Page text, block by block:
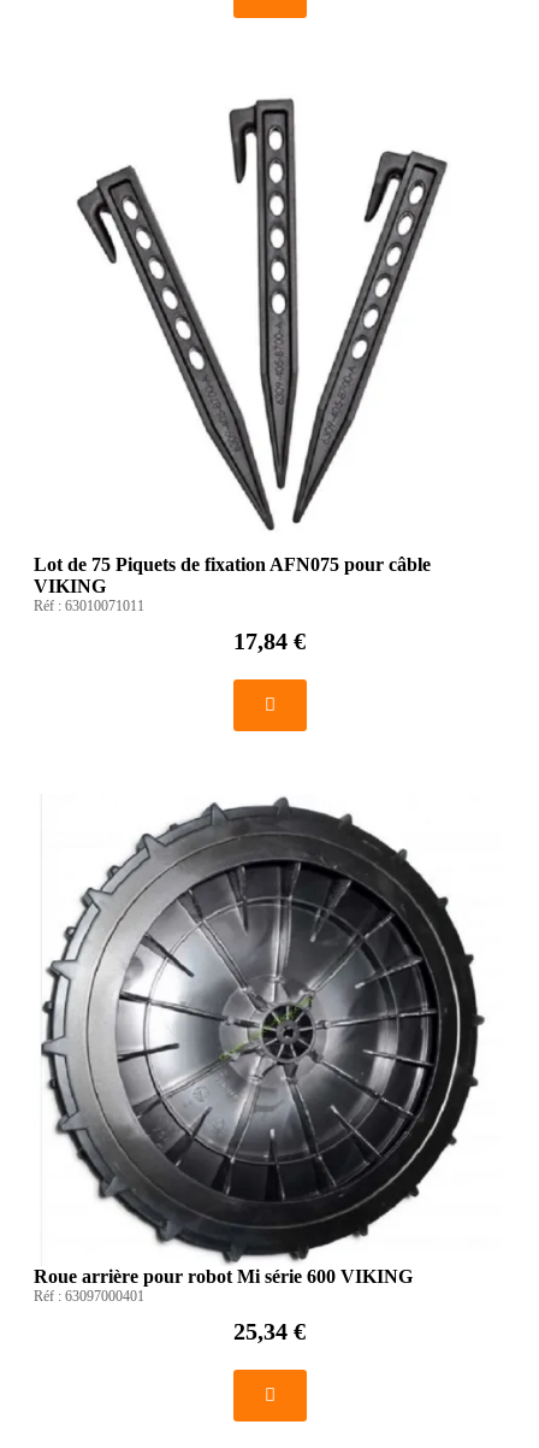
Lot de 75 Piquets de fixation AFN075 pour câble
VIKING
Réf : 63010071011
17,84 €
Roue arrière pour robot Mi série 600 VIKING
Réf : 63097000401
25,34 €